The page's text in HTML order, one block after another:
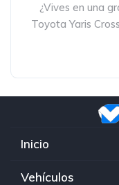
¿Vives en una
Toyota Yaris
Inicio
Vehículos